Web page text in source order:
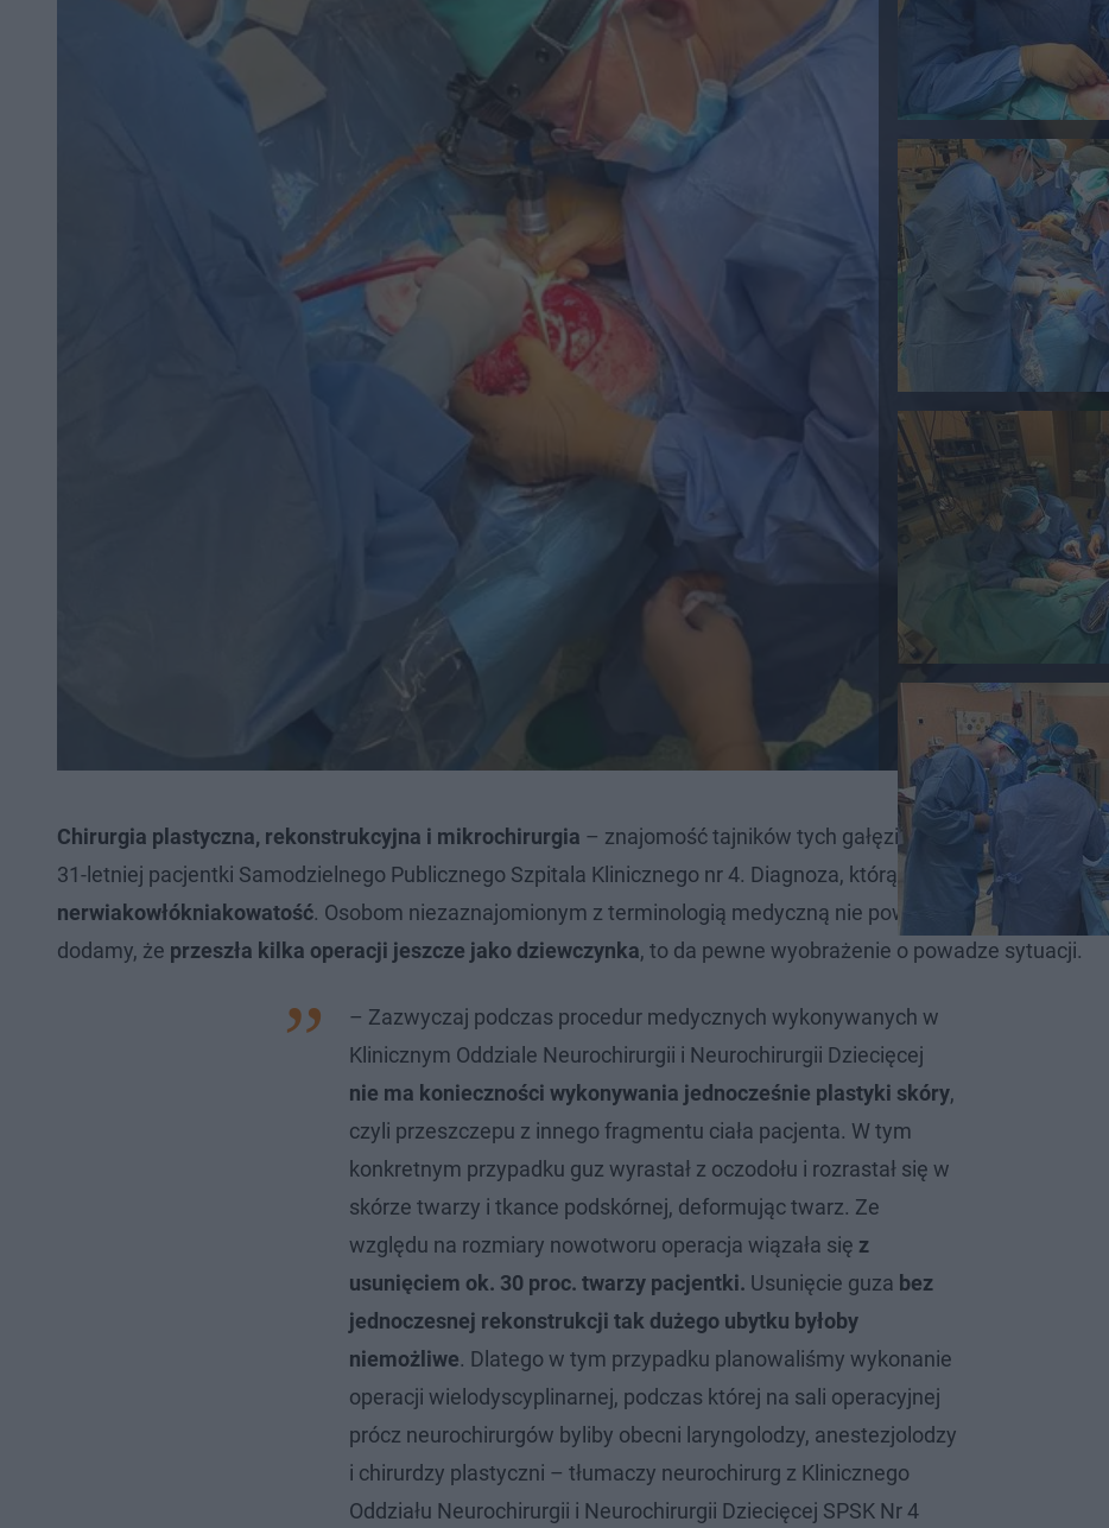
Chirurgia plastyczna, rekonstrukcyjna i mikrochirurgia – znajomość tajników tych gałęzi chirurgii uratowała
31-letniej pacjentki Samodzielnego Publicznego Szpitala Klinicznego nr 4. Diagnoza, którą dostała, to
nerwiakowłókniakowatość. Osobom niezaznajomionym z terminologią medyczną nie powie to wiele, ale jeśli
dodamy, że przeszła kilka operacji jeszcze jako dziewczynka, to da pewne wyobrażenie o powadze sytuacji.
– Zazwyczaj podczas procedur medycznych wykonywanych w
Klinicznym Oddziale Neurochirurgii i Neurochirurgii Dziecięcej
nie ma konieczności wykonywania jednocześnie plastyki skóry,
czyli przeszczepu z innego fragmentu ciała pacjenta. W tym
konkretnym przypadku guz wyrastał z oczodołu i rozrastał się w
skórze twarzy i tkance podskórnej, deformując twarz. Ze
względu na rozmiary nowotworu operacja wiązała się z
usunięciem ok. 30 proc. twarzy pacjentki. Usunięcie guza bez
jednoczesnej rekonstrukcji tak dużego ubytku byłoby
niemożliwe. Dlatego w tym przypadku planowaliśmy wykonanie
operacji wielodyscyplinarnej, podczas której na sali operacyjnej
prócz neurochirurgów byliby obecni laryngolodzy, anestezjolodzy
i chirurdzy plastyczni – tłumaczy neurochirurg z Klinicznego
Oddziału Neurochirurgii i Neurochirurgii Dziecięcej SPSK Nr 4